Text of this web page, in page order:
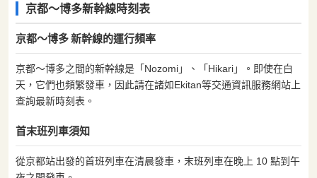
京都〜博多新幹線時刻表
京都〜博多 新幹線的運行頻率
京都〜博多之間的新幹線是「Nozomi」、「Hikari」。即使在白
天，它們也頻繁發車，因此請在諸如Ekitan等交通資訊服務網站上
查詢最新時刻表。
首末班列車須知
從京都站出發的首班列車在清晨發車，末班列車在晚上 10 點到午